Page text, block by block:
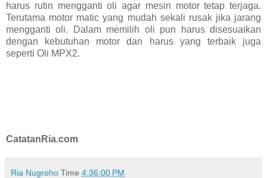
harus rutin mengganti oli agar mesin motor tetap terjaga.
Terutama motor matic yang mudah sekali rusak jika jarang
mengganti oli. Dalam memilih oli pun harus disesuaikan
dengan kebutuhan motor dan harus yang terbaik juga
seperti Oli MPX2.
CatatanRia.com
Ria Nugroho Time 4:36:00 PM